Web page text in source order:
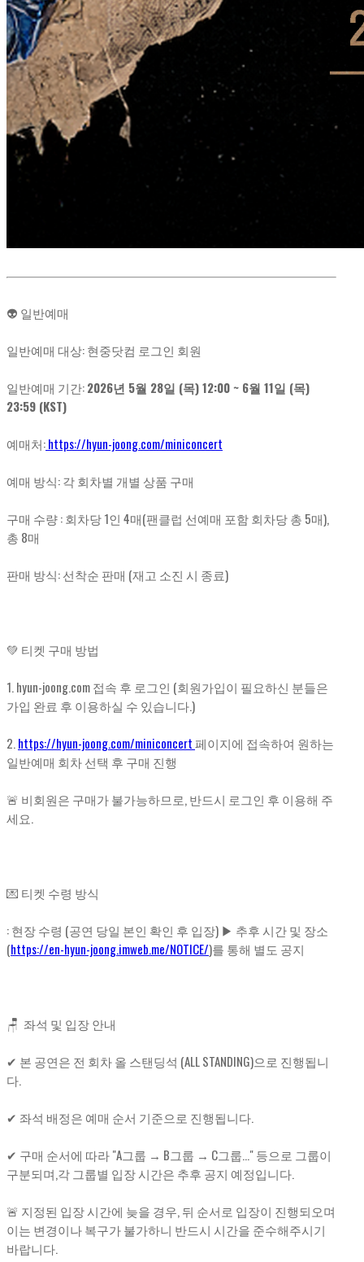
👽 일반예매
일반예매 대상: 현중닷컴 로그인 회원
일반예매 기간:2026년 5월 28일 (목) 12:00 ~ 6월 11일 (목)
23:59 (KST)
예매처:https://hyun-joong.com/miniconcert
예매 방식: 각 회차별 개별 상품 구매
구매 수량 : 회차당 1인 4매(팬클럽 선예매 포함 회차당 총 5매),
총 8매
판매 방식: 선착순 판매 (재고 소진 시 종료)
💚 티켓 구매 방법
1. hyun-joong.com 접속 후 로그인 (회원가입이 필요하신 분들은
가입 완료 후 이용하실 수 있습니다.)
2. https://hyun-joong.com/miniconcert페이지에 접속하여 원하는
일반예매 회차 선택 후 구매 진행
🚨 비회원은 구매가 불가능하므로, 반드시 로그인 후 이용해 주
세요.
💌 티켓 수령 방식
: 현장 수령 (공연 당일 본인 확인 후 입장) ▶ 추후 시간 및 장소
(https://en-hyun-joong.imweb.me/NOTICE/)를 통해 별도 공지
🪑 좌석 및 입장 안내
✔ 본 공연은 전 회차 올 스탠딩석 (ALL STANDING)으로 진행됩니
다.
✔ 좌석 배정은 예매 순서 기준으로 진행됩니다.
✔ 구매 순서에 따라 "A그룹 → B그룹 → C그룹..." 등으로 그룹이
구분되며,각 그룹별 입장 시간은 추후 공지 예정입니다.
🚨 지정된 입장 시간에 늦을 경우, 뒤 순서로 입장이 진행되오며
이는 변경이나 복구가 불가하니 반드시 시간을 준수해주시기
바랍니다.